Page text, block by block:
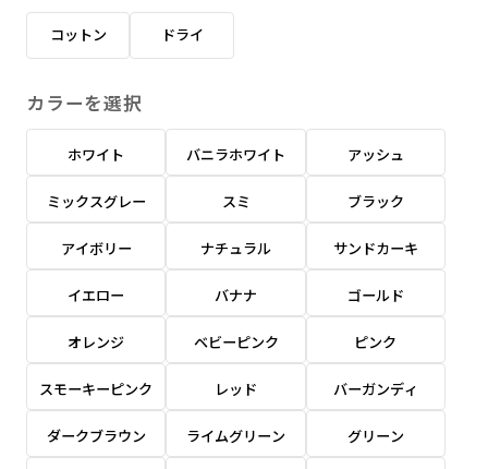
コットン ドライ
カラーを選択
ホワイト バニラホワイト アッシュ
ミックスグレー スミ ブラック
アイボリー ナチュラル サンドカーキ
イエロー バナナ ゴールド
オレンジ ベビーピンク ピンク
スモーキーピンク レッド バーガンディ
ダークブラウン ライムグリーン グリーン
入稿（AI／PSD）
購入時の案内に沿って入稿してください。［
対応ファイル：AI／PSDファイル ］
入稿（AI／PSD）（要画像確認）［ +298円
］
弊社よりJPG画像をお送りします。ご確認のお
返事を頂いたあとに製作開始いたします。
ご購入時の案内にそって、デザイン画のファ
イルまたは、文章でお知らせください。
名入れ［+999円］
文字のみの名入れが可能です。
名入れ（要画像確認）［+1,298円］
弊社よりJPG画像をお送りします。ご確認のお
返事を頂いたあとに製作開始いたします。
スリム(45x180)
飾る場所に対して、標準サイズでは大きすぎると
感じる場合や、立てる本数を増やしたい場合はこ
ちらです。
幅が15cm 狭くなっておりスリムな印象を受けま
す。
スリム(180x45)
飾る場所に対して、標準サイズでは大きすぎると
感じる場合や、立てる本数を増やしたい場合はこ
ちらです。
幅が15cm 狭くなっておりスリムな印象を受けま
す。
上下左右 チチ無し
上左チチと
ハトメ右下
上右チチと
ハトメ左下
左棒袋縫い
（上と左）
右棒袋縫い 上棒袋縫い 上下棒袋縫い
ハトメ四隅 ハトメ上2つ
ハトメ上4つ
（+1営業日）
ハトメ上下4つ
（+1営業日）
上棒袋縫い
（上のみ）
上下棒袋縫い
（上のみ） その他
※備考欄に要望をお書きください
文字の上からカットされます
1本（2分割）の場合だと
文字の間にスリットが入ります